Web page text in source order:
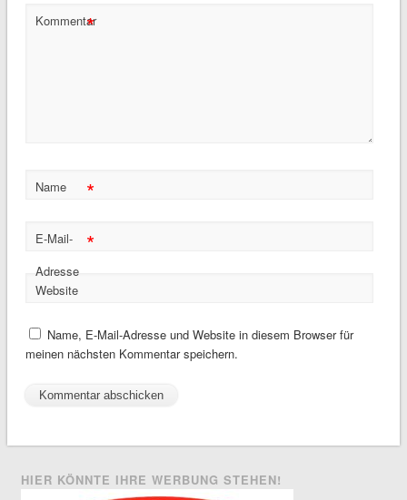
Kommentar
*
Name *
E-Mail-
Adresse
*
Website
Name, E-Mail-Adresse und Website in diesem Browser für
meinen nächsten Kommentar speichern.
HIER KÖNNTE IHRE WERBUNG STEHEN!